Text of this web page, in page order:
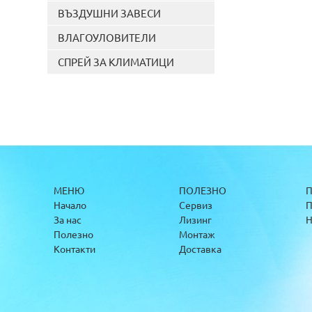
ВЪЗДУШНИ ЗАВЕСИ
ВЛАГОУЛОВИТЕЛИ
СПРЕЙ ЗА КЛИМАТИЦИ
МЕНЮ
Начало
За нас
Полезно
Контакти
ПОЛЕЗНО
Сервиз
Лизинг
Монтаж
Доставка